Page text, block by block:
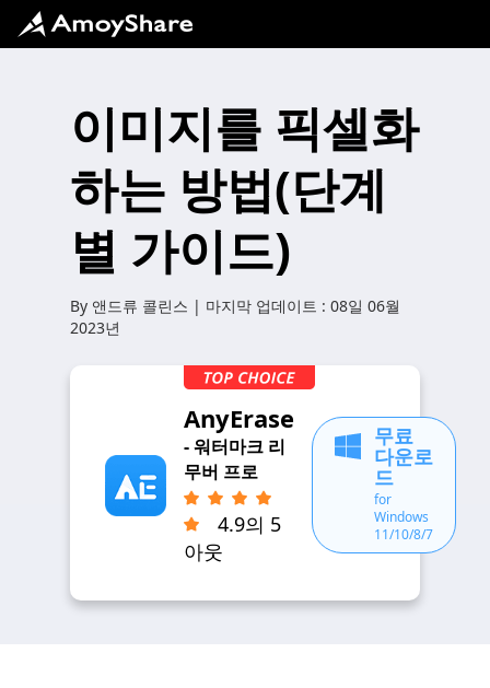
이미지를 픽셀화
하는 방법(단계
별 가이드)
By 앤드류 콜린스 | 마지막 업데이트 : 08일 06월
2023년
AnyErase
- 워터마크 리
무버 프로
4.9의 5
아웃
무료
다운로
드
for
Windows
11/10/8/7